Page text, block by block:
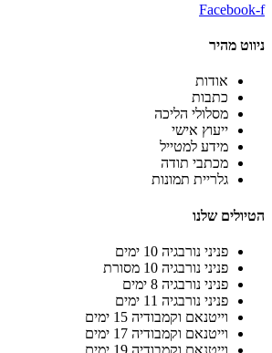
מהיר
אודות
כתבות
מסלולי הליכה
ייעוץ אישי
מידע למטייל
מכתבי תודה
גלריית תמונות
שלנו
פניני נורבגיה 10 ימים
פניני נורבגיה 10 מסורת
פניני נורבגיה 8 ימים
פניני נורבגיה 11 ימים
וייטנאם וקמבודיה 15 ימים
וייטנאם וקמבודיה 17 ימים
וייטנאם וקמבודיה 19 ימים